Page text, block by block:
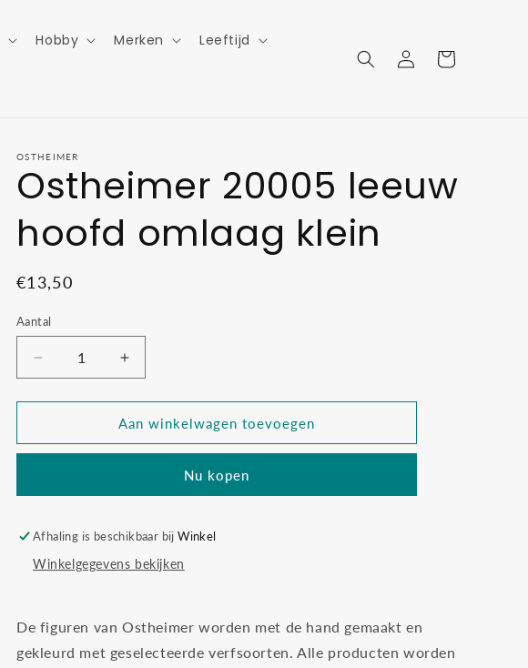
Hobby Merken Leeftijd
Inloggen
Winkelwagen
OSTHEIMER
Ostheimer 20005 leeuw
hoofd omlaag klein
Normale
€13,50
Aantal
Aantal
verlagen
voor
20005
omlaag
Aantal
verhogen
voor
Ostheimer
20005
omlaag
Aan winkelwagen toevoegen
Nu kopen
Afhaling is beschikbaar bijWinkel
Winkelgegevens bekijken
De figuren van Ostheimer worden met de hand gemaakt en
gekleurd met geselecteerde verfsoorten. Alle producten worden